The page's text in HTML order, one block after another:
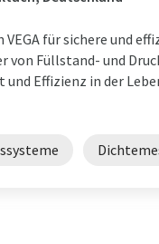
für sichere und
Füllstand- und
und Effizienz in der